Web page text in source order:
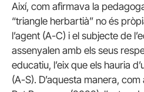
Així, com afirmava la
“triangle herbartià” no és
l’agent (A-C) i el subjecte de
assenyalen amb els seus
educatiu, l’eix que els hauria
(A-S). D’aquesta manera,